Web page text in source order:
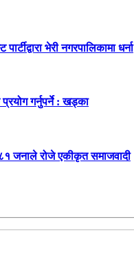
भेरी नगरपालिकामा धर्ना
गर्नुपर्ने : खड्का
जनाले रोजे एकीकृत समाजवादी